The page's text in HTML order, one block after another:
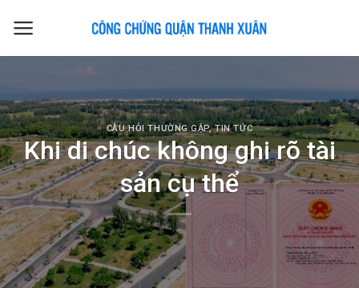
CÂU HỎI THƯỜNG GẶP,TIN TỨC
Khi di chúc không ghi rõ tài
sản cụ thể